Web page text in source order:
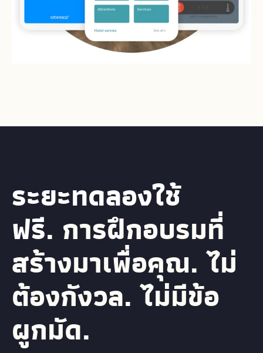
ระยะทดลองใช้
ฟรี. การฝึกอบรมที่
สร้างมาเพื่อคุณ. ไม่
ต้องกังวล. ไม่มีข้อ
ผูกมัด.